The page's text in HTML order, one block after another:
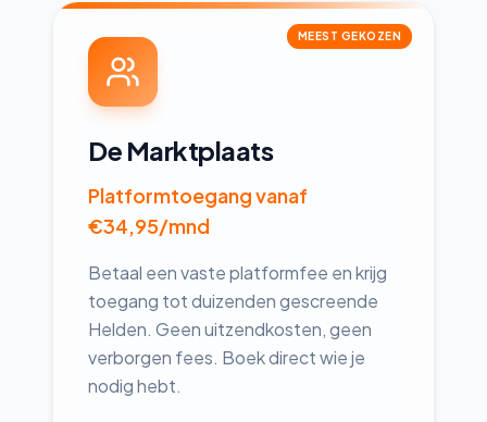
MEEST GEKOZEN
De Marktplaats
Platformtoegang vanaf
€34,95/mnd
Betaal een vaste platformfee en krijg
toegang tot duizenden gescreende
Helden. Geen uitzendkosten, geen
verborgen fees. Boek direct wie je
nodig hebt.